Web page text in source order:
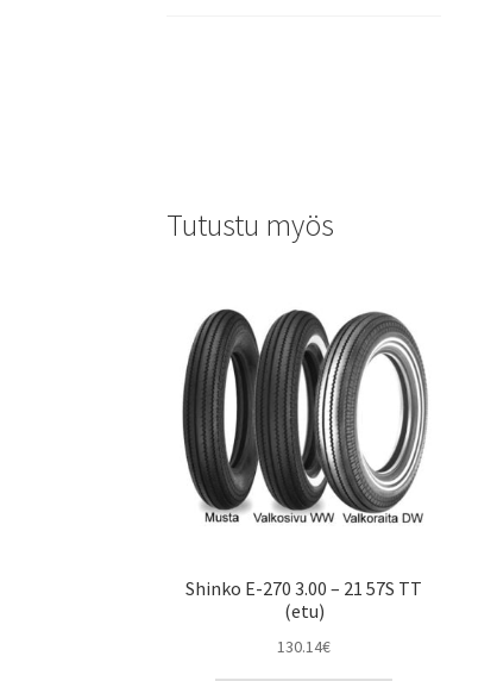
Tutustu myös
Shinko E-270 3.00 – 21 57S TT
(etu)
130.14€